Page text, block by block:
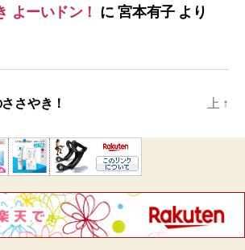
よーいドン！ に宮本有子より
ささやき！ 上 ↑